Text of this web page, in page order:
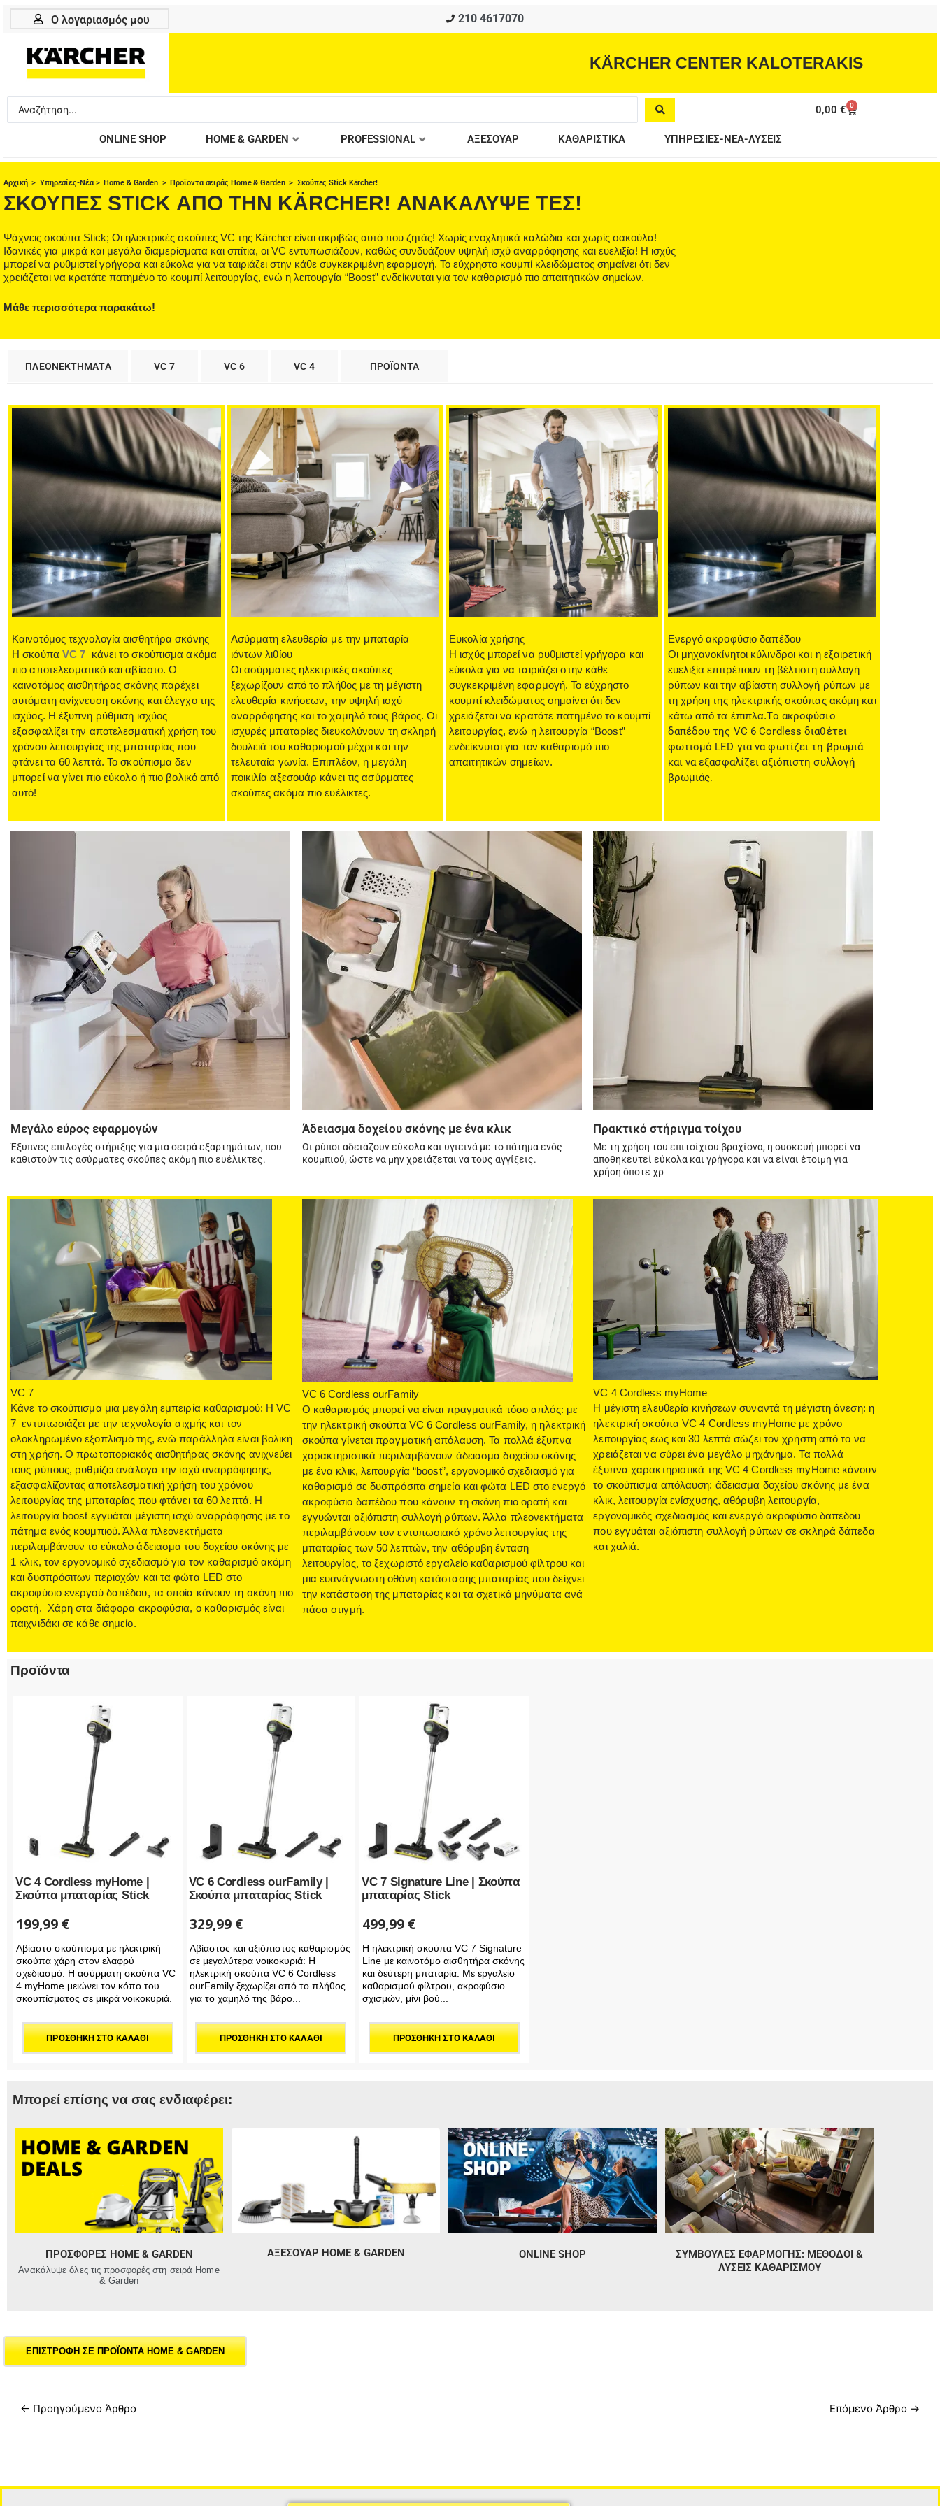
Μετάβαση
Ο λογαριασμός μου 210 4617070
KÄRCHER CENTER KALOTERAKIS
Search
...
0,00€ 0
Cart
ONLINE SHOP HOME & GARDEN PROFESSIONAL ΑΞΕΣΟΥΑΡ ΚΑΘΑΡΙΣΤΙΚΑ ΥΠΗΡΕΣΙΕΣ-ΝΕΑ-ΛΥΣΕΙΣ
Αρχική> Υπηρεσίες-Νέα> Home & Garden> Προϊοντα σειράς Home & Garden > Σκούπες Stick Kärcher!
ΣΚΟΥΠΕΣ STICK ΑΠΟ ΤΗΝ KÄRCHER! ΑΝΑΚΑΛΥΨΕ ΤΕΣ!
Ψάχνεις σκούπα Stick; Οι ηλεκτρικές σκούπες VC της Kärcher είναι ακριβώς αυτό που ζητάς! Χωρίς ενοχλητικά καλώδια και χωρίς σακούλα!
Ιδανικές για μικρά και μεγάλα διαμερίσματα και σπίτια, οι VC εντυπωσιάζουν, καθώς συνδυάζουν υψηλή ισχύ αναρρόφησης και ευελιξία! Η ισχύς
μπορεί να ρυθμιστεί γρήγορα και εύκολα για να ταιριάζει στην κάθε συγκεκριμένη εφαρμογή. Το εύχρηστο κουμπί κλειδώματος σημαίνει ότι δεν
χρειάζεται να κρατάτε πατημένο το κουμπί λειτουργίας, ενώ η λειτουργία “Boost” ενδείκνυται για τον καθαρισμό πιο απαιτητικών σημείων.
Μάθε περισσότερα παρακάτω!
ΠΛΕΟΝΕΚΤΗΜΑΤΑ VC 7 VC 6 VC 4 ΠΡΟΪΟΝΤΑ
Καινοτόμος τεχνολογία αισθητήρα σκόνης
Η σκούπα VC 7 κάνει το σκούπισμα ακόμα
πιο αποτελεσματικό και αβίαστο. Ο
καινοτόμος αισθητήρας σκόνης παρέχει
αυτόματη ανίχνευση σκόνης και έλεγχο της
ισχύος. Η έξυπνη ρύθμιση ισχύος
εξασφαλίζει την αποτελεσματική χρήση του
χρόνου λειτουργίας της μπαταρίας που
φτάνει τα 60 λεπτά. Το σκούπισμα δεν
μπορεί να γίνει πιο εύκολο ή πιο βολικό από
αυτό!
Ασύρματη ελευθερία με την μπαταρία
ιόντων λιθίου
Οι ασύρματες ηλεκτρικές σκούπες
ξεχωρίζουν από το πλήθος με τη μέγιστη
ελευθερία κινήσεων, την υψηλή ισχύ
αναρρόφησης και το χαμηλό τους βάρος. Οι
ισχυρές μπαταρίες διευκολύνουν τη σκληρή
δουλειά του καθαρισμού μέχρι και την
τελευταία γωνία. Επιπλέον, η μεγάλη
ποικιλία αξεσουάρ κάνει τις ασύρματες
σκούπες ακόμα πιο ευέλικτες.
Ευκολία χρήσης
Η ισχύς μπορεί να ρυθμιστεί γρήγορα και
εύκολα για να ταιριάζει στην κάθε
συγκεκριμένη εφαρμογή. Το εύχρηστο
κουμπί κλειδώματος σημαίνει ότι δεν
χρειάζεται να κρατάτε πατημένο το κουμπί
λειτουργίας, ενώ η λειτουργία “Boost”
ενδείκνυται για τον καθαρισμό πιο
απαιτητικών σημείων.
Ενεργό ακροφύσιο δαπέδου
Οι μηχανοκίνητοι κύλινδροι και η εξαιρετική
ευελιξία επιτρέπουν τη βέλτιστη συλλογή
ρύπων και την αβίαστη συλλογή ρύπων με
τη χρήση της ηλεκτρικής σκούπας ακόμη και
κάτω από τα έπιπλα.Το ακροφύσιο
δαπέδου της VC 6 Cordless διαθέτει
φωτισμό LED για να φωτίζει τη βρωμιά
και να εξασφαλίζει αξιόπιστη συλλογή
βρωμιάς.
Μεγάλο εύρος εφαρμογών
Έξυπνες επιλογές στήριξης για μια σειρά εξαρτημάτων, που
καθιστούν τις ασύρματες σκούπες ακόμη πιο ευέλικτες.
Άδειασμα δοχείου σκόνης με ένα κλικ
Οι ρύποι αδειάζουν εύκολα και υγιεινά με το πάτημα ενός
κουμπιού, ώστε να μην χρειάζεται να τους αγγίξεις.
Πρακτικό στήριγμα τοίχου
Με τη χρήση του επιτοίχιου βραχίονα, η συσκευή μπορεί να
αποθηκευτεί εύκολα και γρήγορα και να είναι έτοιμη για
χρήση όποτε χρ
VC 7
Κάνε το σκούπισμα μια μεγάλη εμπειρία καθαρισμού: Η VC
7 εντυπωσιάζει με την τεχνολογία αιχμής και τον
ολοκληρωμένο εξοπλισμό της, ενώ παράλληλα είναι βολική
στη χρήση. Ο πρωτοποριακός αισθητήρας σκόνης ανιχνεύει
τους ρύπους, ρυθμίζει ανάλογα την ισχύ αναρρόφησης,
εξασφαλίζοντας αποτελεσματική χρήση του χρόνου
λειτουργίας της μπαταρίας που φτάνει τα 60 λεπτά. Η
λειτουργία boost εγγυάται μέγιστη ισχύ αναρρόφησης με το
πάτημα ενός κουμπιού. Άλλα πλεονεκτήματα
περιλαμβάνουν το εύκολο άδειασμα του δοχείου σκόνης με
1 κλικ, τον εργονομικό σχεδιασμό για τον καθαρισμό ακόμη
και δυσπρόσιτων περιοχών και τα φώτα LED στο
ακροφύσιο ενεργού δαπέδου, τα οποία κάνουν τη σκόνη πιο
ορατή. Χάρη στα διάφορα ακροφύσια, ο καθαρισμός είναι
παιχνιδάκι σε κάθε σημείο.
VC 6 Cordless ourFamily
Ο καθαρισμός μπορεί να είναι πραγματικά τόσο απλός: με
την ηλεκτρική σκούπα VC 6 Cordless ourFamily, η ηλεκτρική
σκούπα γίνεται πραγματική απόλαυση. Τα πολλά έξυπνα
χαρακτηριστικά περιλαμβάνουν άδειασμα δοχείου σκόνης
με ένα κλικ, λειτουργία “boost”, εργονομικό σχεδιασμό για
καθαρισμό σε δυσπρόσιτα σημεία και φώτα LED στο ενεργό
ακροφύσιο δαπέδου που κάνουν τη σκόνη πιο ορατή και
εγγυώνται αξιόπιστη συλλογή ρύπων. Άλλα πλεονεκτήματα
περιλαμβάνουν τον εντυπωσιακό χρόνο λειτουργίας της
μπαταρίας των 50 λεπτών, την αθόρυβη ένταση
λειτουργίας, το ξεχωριστό εργαλείο καθαρισμού φίλτρου και
μια ευανάγνωστη οθόνη κατάστασης μπαταρίας που δείχνει
την κατάσταση της μπαταρίας και τα σχετικά μηνύματα ανά
πάσα στιγμή.
VC 4 Cordless myHome
Η μέγιστη ελευθερία κινήσεων συναντά τη μέγιστη άνεση: η
ηλεκτρική σκούπα VC 4 Cordless myHome με χρόνο
λειτουργίας έως και 30 λεπτά σώζει τον χρήστη από το να
χρειάζεται να σύρει ένα μεγάλο μηχάνημα. Τα πολλά
έξυπνα χαρακτηριστικά της VC 4 Cordless myHome κάνουν
το σκούπισμα απόλαυση: άδειασμα δοχείου σκόνης με ένα
κλικ, λειτουργία ενίσχυσης, αθόρυβη λειτουργία,
εργονομικός σχεδιασμός και ενεργό ακροφύσιο δαπέδου
που εγγυάται αξιόπιστη συλλογή ρύπων σε σκληρά δάπεδα
και χαλιά.
Προϊόντα
VC 4 Cordless myHome |
Σκούπα μπαταρίας Stick
199,99 €
Αβίαστο σκούπισμα με ηλεκτρική
σκούπα χάρη στον ελαφρύ
σχεδιασμό: Η ασύρματη σκούπα VC
4 myHome μειώνει τον κόπο του
σκουπίσματος σε μικρά νοικοκυριά.
ΠΡΟΣΘΉΚΗ ΣΤΟ ΚΑΛΆΘΙ
VC 6 Cordless ourFamily |
Σκούπα μπαταρίας Stick
329,99 €
Αβίαστος και αξιόπιστος καθαρισμός
σε μεγαλύτερα νοικοκυριά: Η
ηλεκτρική σκούπα VC 6 Cordless
ourFamily ξεχωρίζει από το πλήθος
για το χαμηλό της βάρο...
ΠΡΟΣΘΉΚΗ ΣΤΟ ΚΑΛΆΘΙ
VC 7 Signature Line | Σκούπα
μπαταρίας Stick
499,99 €
Η ηλεκτρική σκούπα VC 7 Signature
Line με καινοτόμο αισθητήρα σκόνης
και δεύτερη μπαταρία. Με εργαλείο
καθαρισμού φίλτρου, ακροφύσιο
σχισμών, μίνι βού...
ΠΡΟΣΘΉΚΗ ΣΤΟ ΚΑΛΆΘΙ
Μπορεί επίσης να σας ενδιαφέρει:
ΠΡΟΣΦΟΡΈΣ HOME & GARDEN
Ανακάλυψε όλες τις προσφορές στη σειρά Home
& Garden
ΑΞΕΣΟΥΑΡ HOME & GARDEN ONLINE SHOP
ΣΥΜΒΟΥΛΕΣ ΕΦΑΡΜΟΓΗΣ: ΜΈΘΟΔΟΙ &
ΛΎΣΕΙΣ ΚΑΘΑΡΙΣΜΟΎ
ΕΠΙΣΤΡΟΦΗ ΣΕ ΠΡΟΪΟΝΤΑ HOME & GARDEN
← Προηγούμενο Άρθρο Επόμενο Άρθρο →